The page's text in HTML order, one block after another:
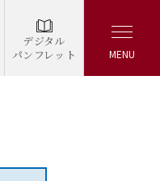
デジタル
パンフレット
MENU